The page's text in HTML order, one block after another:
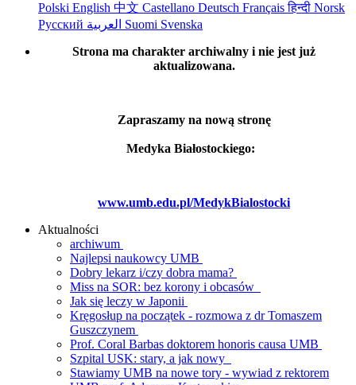
Polski English 中文 Castellano Deutsch Françaisहिन्दी Norsk
Русский
Suomi Svenska
Strona ma charakter archiwalny i nie jest już
aktualizowana.
Zapraszamy na nową stronę
Medyka Białostockiego:
www.umb.edu.pl/MedykBialostocki
Aktualności
archiwum
Najlepsi naukowcy UMB
Dobry lekarz i/czy dobra mama?
Miss na SOR: bez korony i obcasów
Jak się leczy w Japonii
Kręgosłup na początek - rozmowa z dr Tomaszem
Guszczynem
Prof. Coral Barbas doktorem honoris causa UMB
Szpital USK: stary, a jak nowy
Stawiamy UMB na nowe tory - wywiad z rektorem